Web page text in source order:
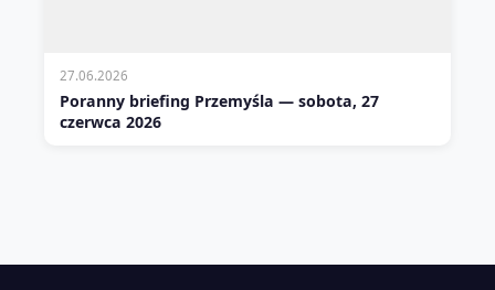
27.06.2026
Poranny briefing Przemyśla — sobota, 27
czerwca 2026